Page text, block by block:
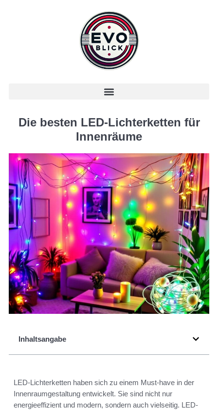
Die besten LED-Lichterketten für
Innenräume
Inhaltsangabe
LED-Lichterketten haben sich zu einem Must-have in der
Innenraumgestaltung entwickelt. Sie sind nicht nur
energieeffizient und modern, sondern auch vielseitig. LED-